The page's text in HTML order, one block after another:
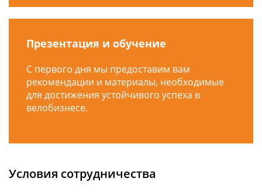
Презентация и обучение
С первого дня мы предоставим вам
рекомендации и материалы, необходимые
для достижения устойчивого успеха в
велобизнесе.
Условия сотрудничества